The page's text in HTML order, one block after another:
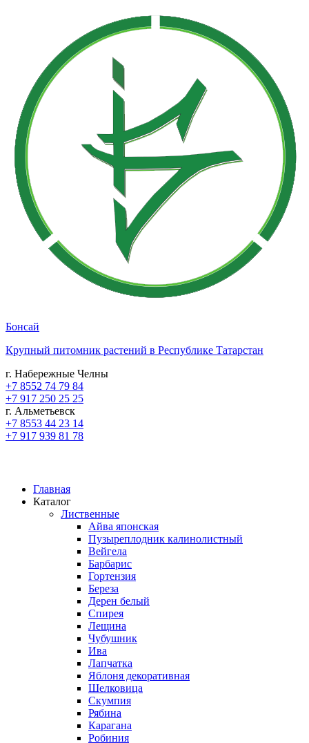
Бонсай
Крупный питомник растений в Республике Татарстан
г. Набережные Челны
+7 8552 74 79 84
+7 917 250 25 25
г. Альметьевск
+7 8553 44 23 14
+7 917 939 81 78
Главная
Каталог
Лиственные
Айва японская
Пузыреплодник калинолистный
Вейгела
Барбарис
Гортензия
Береза
Дерен белый
Спирея
Лещина
Чубушник
Ива
Лапчатка
Яблоня декоративная
Шелковица
Скумпия
Рябина
Карагана
Робиния